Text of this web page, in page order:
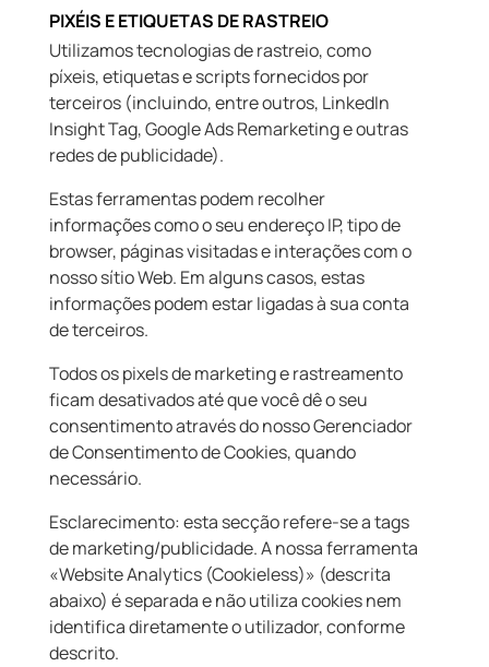
PIXÉIS E ETIQUETAS DE RASTREIO
Utilizamos tecnologias de rastreio, como
píxeis, etiquetas e scripts fornecidos por
terceiros (incluindo, entre outros, LinkedIn
Insight Tag, Google Ads Remarketing e outras
redes de publicidade).
Estas ferramentas podem recolher
informações como o seu endereço IP, tipo de
browser, páginas visitadas e interações com o
nosso sítio Web. Em alguns casos, estas
informações podem estar ligadas à sua conta
de terceiros.
Todos os pixels de marketing e rastreamento
ficam desativados até que você dê o seu
consentimento através do nosso Gerenciador
de Consentimento de Cookies, quando
necessário.
Esclarecimento: esta secção refere-se a tags
de marketing/publicidade. A nossa ferramenta
«Website Analytics (Cookieless)» (descrita
abaixo) é separada e não utiliza cookies nem
identifica diretamente o utilizador, conforme
descrito.